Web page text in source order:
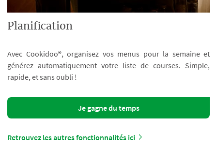
Planification
Avec Cookidoo®, organisez vos menus pour la semaine et
générez automatiquement votre liste de courses. Simple,
rapide, et sans oubli !
Je gagne du temps
Retrouvez les autres fonctionnalités ici